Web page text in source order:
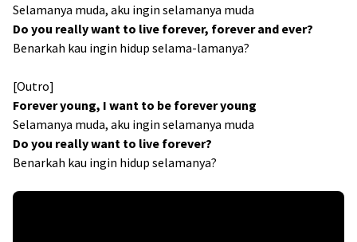
Selamanya muda, aku ingin selamanya muda
Do you really want to live forever, forever and ever?
Benarkah kau ingin hidup selama-lamanya?
[Outro]
Forever young, I want to be forever young
Selamanya muda, aku ingin selamanya muda
Do you really want to live forever?
Benarkah kau ingin hidup selamanya?